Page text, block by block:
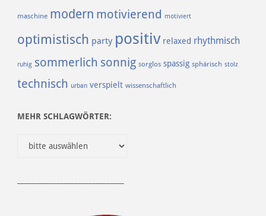
maschine modern motivierend motiviert
optimistisch party positiv relaxed rhythmisch
ruhig sommerlich sonnig sorglos spassig sphärisch stolz
technisch urban verspielt wissenschaftlich
MEHR SCHLAGWÖRTER: